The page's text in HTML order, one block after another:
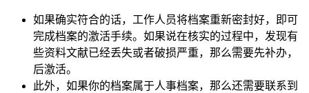
如果确实符合的话，工作人员将档案重新密封好，即可
完成档案的激活手续。如果说在核实的过程中，发现有
些资料文献已经丢失或者破损严重，那么需要先补办，
后激活。
此外，如果你的档案属于人事档案，那么还需要联系到